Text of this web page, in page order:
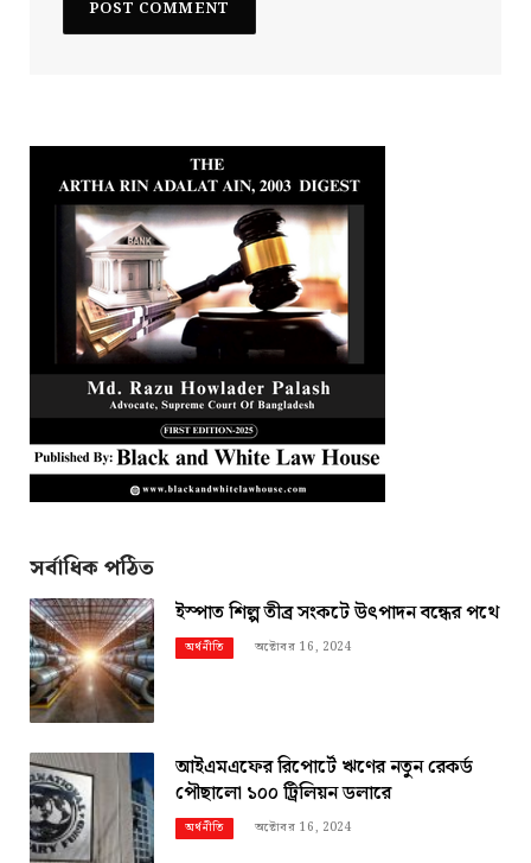
সর্বাধিক পঠিত
ইস্পাত শিল্প তীব্র সংকটে উৎপাদন বন্ধের পথে
অর্থনীতি অক্টোবর 16, 2024
আইএমএফের রিপোর্টে ঋণের নতুন রেকর্ড
পৌছালো ১০০ ট্রিলিয়ন ডলারে
অর্থনীতি অক্টোবর 16, 2024